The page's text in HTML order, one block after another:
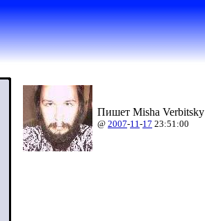
Пишет Misha
@ 2007-11-17 23:51:00